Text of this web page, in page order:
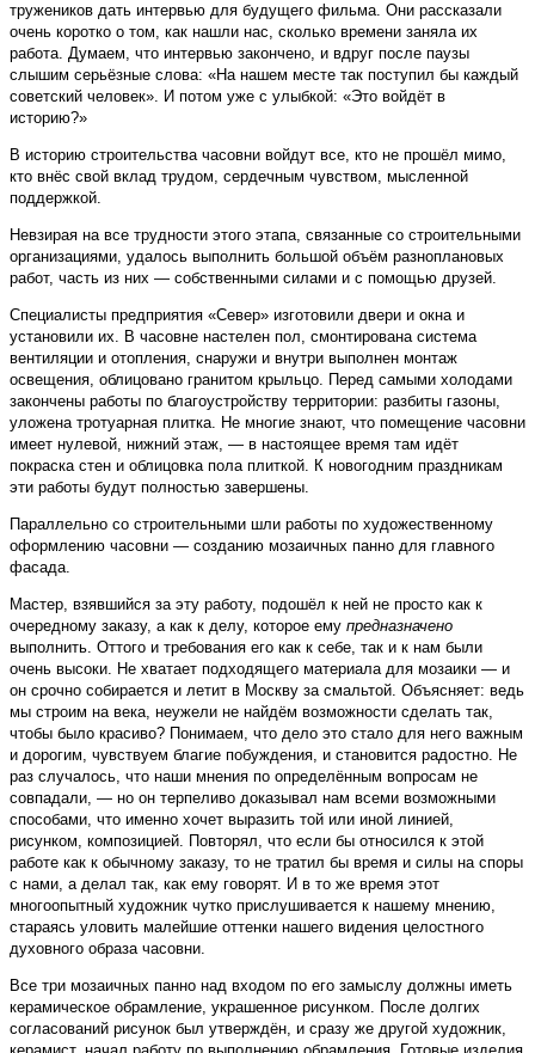
тружеников дать интервью для будущего фильма. Они рассказали
очень коротко о том, как нашли нас, сколько времени заняла их
работа. Думаем, что интервью закончено, и вдруг после паузы
слышим серьёзные слова: «На нашем месте так поступил бы каждый
советский человек». И потом уже с улыбкой: «Это войдёт в
историю?»
В историю строительства часовни войдут все, кто не прошёл мимо,
кто внёс свой вклад трудом, сердечным чувством, мысленной
поддержкой.
Невзирая на все трудности этого этапа, связанные со строительными
организациями, удалось выполнить большой объём разноплановых
работ, часть из них — собственными силами и с помощью друзей.
Специалисты предприятия «Север» изготовили двери и окна и
установили их. В часовне настелен пол, смонтирована система
вентиляции и отопления, снаружи и внутри выполнен монтаж
освещения, облицовано гранитом крыльцо. Перед самыми холодами
закончены работы по благоустройству территории: разбиты газоны,
уложена тротуарная плитка. Не многие знают, что помещение часовни
имеет нулевой, нижний этаж, — в настоящее время там идёт
покраска стен и облицовка пола плиткой. К новогодним праздникам
эти работы будут полностью завершены.
Параллельно со строительными шли работы по художественному
оформлению часовни — созданию мозаичных панно для главного
фасада.
Мастер, взявшийся за эту работу, подошёл к ней не просто как к
очередному заказу, а как к делу, которое ему предназначено
выполнить. Оттого и требования его как к себе, так и к нам были
очень высоки. Не хватает подходящего материала для мозаики — и
он срочно собирается и летит в Москву за смальтой. Объясняет: ведь
мы строим на века, неужели не найдём возможности сделать так,
чтобы было красиво? Понимаем, что дело это стало для него важным
и дорогим, чувствуем благие побуждения, и становится радостно. Не
раз случалось, что наши мнения по определённым вопросам не
совпадали, — но он терпеливо доказывал нам всеми возможными
способами, что именно хочет выразить той или иной линией,
рисунком, композицией. Повторял, что если бы относился к этой
работе как к обычному заказу, то не тратил бы время и силы на споры
с нами, а делал так, как ему говорят. И в то же время этот
многоопытный художник чутко прислушивается к нашему мнению,
стараясь уловить малейшие оттенки нашего видения целостного
духовного образа часовни.
Все три мозаичных панно над входом по его замыслу должны иметь
керамическое обрамление, украшенное рисунком. После долгих
согласований рисунок был утверждён, и сразу же другой художник,